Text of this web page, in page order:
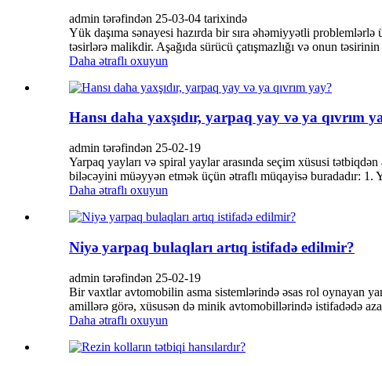
admin tərəfindən 25-03-04 tarixində
Yük daşıma sənayesi hazırda bir sıra əhəmiyyətli
təsirlərə malikdir. Aşağıda sürücü çatışmazlığı və onun
Daha ətraflı oxuyun
Hansı daha yaxşıdır, yarpaq yay və ya qıvrım
admin tərəfindən 25-02-19
Yarpaq yayları və spiral yaylar arasında seçim xüsusi
biləcəyini müəyyən etmək üçün ətraflı müqayisə buradadır: 1.
Daha ətraflı oxuyun
Niyə yarpaq bulaqları artıq istifadə edilmir?
admin tərəfindən 25-02-19
Bir vaxtlar avtomobilin asma sistemlərində əsas rol oynayan
amillərə görə, xüsusən də minik avtomobillərində istifadədə
Daha ətraflı oxuyun